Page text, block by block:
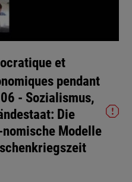
et
pendant
- Sozialismus,
Die
Modelle